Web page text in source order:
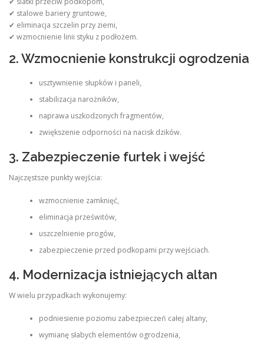
✔ stalowe bariery gruntowe,
✔ eliminacja szczelin przy ziemi,
✔ wzmocnienie linii styku z podłożem.
2. Wzmocnienie konstrukcji ogrodzenia
usztywnienie słupków i paneli,
stabilizacja narożników,
naprawa uszkodzonych fragmentów,
zwiększenie odporności na nacisk dzików.
3. Zabezpieczenie furtek i wejść
Najczęstsze punkty wejścia:
wzmocnienie zamknięć,
eliminacja prześwitów,
uszczelnienie progów,
zabezpieczenie przed podkopami przy wejściach.
4. Modernizacja istniejących altan
W wielu przypadkach wykonujemy:
podniesienie poziomu zabezpieczeń całej altany,
wymianę słabych elementów ogrodzenia,